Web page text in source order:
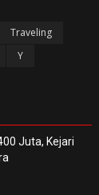
Traveling
Y
Juta, Kejari